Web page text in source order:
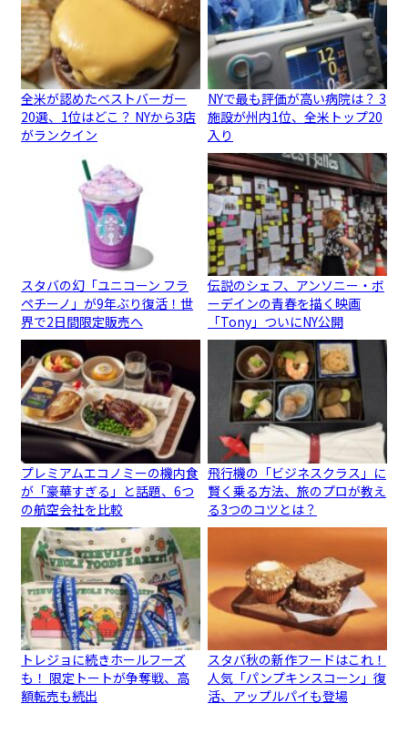
全米が認めたベストバーガー
20選、1位はどこ？ NYから3店
がランクイン
NYで最も評価が高い病院は？ 3
施設が州内1位、全米トップ20
入り
スタバの幻「ユニコーン フラ
ペチーノ」が9年ぶり復活！世
界で2日間限定販売へ
伝説のシェフ、アンソニー・ボ
ーデインの青春を描く映画
「Tony」ついにNY公開
プレミアムエコノミーの機内食
が「豪華すぎる」と話題、6つ
の航空会社を比較
飛行機の「ビジネスクラス」に
賢く乗る方法、旅のプロが教え
る3つのコツとは？
トレジョに続きホールフーズ
も！ 限定トートが争奪戦、高
額転売も続出
スタバ秋の新作フードはこれ！
人気「パンプキンスコーン」復
活、アップルパイも登場